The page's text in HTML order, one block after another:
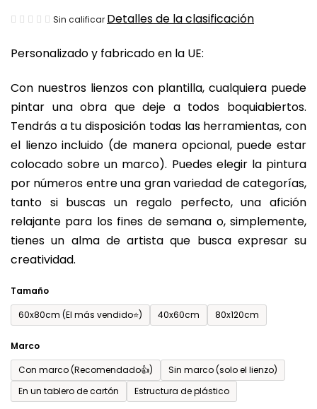
Personalizado y fabricado en la UE:
Con nuestros lienzos con plantilla, cualquiera puede
pintar una obra que deje a todos boquiabiertos.
Tendrás a tu disposición todas las herramientas, con
el lienzo incluido (de manera opcional, puede estar
colocado sobre un marco). Puedes elegir la pintura
por números entre una gran variedad de categorías,
tanto si buscas un regalo perfecto, una afición
relajante para los fines de semana o, simplemente,
tienes un alma de artista que busca expresar su
creatividad.
Tamaño
60x80cm (El más vendido⭐)
40x60cm 80x120cm
Marco
Con marco (Recomendado👍)
Sin marco (solo el lienzo)
En un tablero de cartón
Estructura de plástico
La
media
producto
es
de
0,0
sobre
5
estrellas.
Sin calificar Detalles de la clasificación